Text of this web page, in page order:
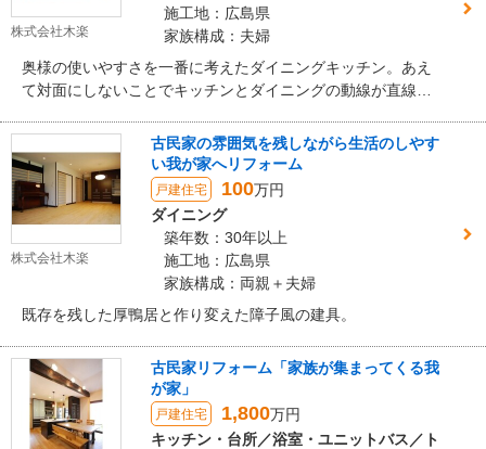
株式会社木楽
施工地：広島県
家族構成：夫婦
奥様の使いやすさを一番に考えたダイニングキッチン。あえ
て対面にしないことでキッチンとダイニングの動線が直線で
株式会社木楽
古民家の雰囲気を残しながら生活のしやす
い我が家へリフォーム
戸建住宅 100万円
ダイニング
築年数：30年以上
施工地：広島県
家族構成：両親＋夫婦
既存を残した厚鴨居と作り変えた障子風の建具。
古民家リフォーム「家族が集まってくる我
が家」
戸建住宅 1,800万円
キッチン・台所／浴室・ユニットバス／ト